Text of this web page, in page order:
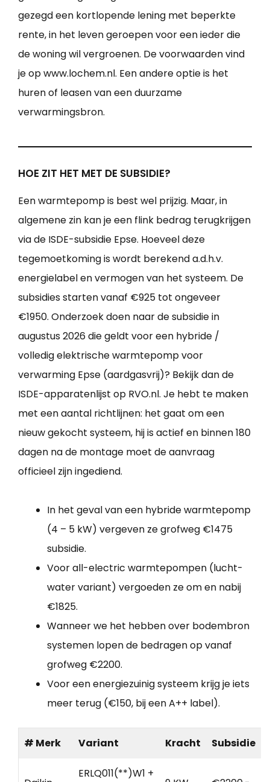
gezegd een kortlopende lening met beperkte
rente, in het leven geroepen voor een ieder die
de woning wil vergroenen. De voorwaarden vind
je op www.lochem.nl. Een andere optie is het
huren of leasen van een duurzame
verwarmingsbron.
HOE ZIT HET MET DE SUBSIDIE?
Een warmtepomp is best wel prijzig. Maar, in
algemene zin kan je een flink bedrag terugkrijgen
via de ISDE-subsidie Epse. Hoeveel deze
tegemoetkoming is wordt berekend a.d.h.v.
energielabel en vermogen van het systeem. De
subsidies starten vanaf €925 tot ongeveer
€1950. Onderzoek doen naar de subsidie in
augustus 2026 die geldt voor een hybride /
volledig elektrische warmtepomp voor
verwarming Epse (aardgasvrij)? Bekijk dan de
ISDE-apparatenlijst op RVO.nl. Je hebt te maken
met een aantal richtlijnen: het gaat om een
nieuw gekocht systeem, hij is actief en binnen 180
dagen na de montage moet de aanvraag
officieel zijn ingediend.
In het geval van een hybride warmtepomp
(4 – 5 kW) vergeven ze grofweg €1475
subsidie.
Voor all-electric warmtepompen (lucht-
water variant) vergoeden ze om en nabij
€1825.
Wanneer we het hebben over bodembron
systemen lopen de bedragen op vanaf
grofweg €2200.
Voor een energiezuinig systeem krijg je iets
meer terug (€150, bij een A++ label).
# Merk Variant Kracht Subsidie
ERLQ011(**)W1 +